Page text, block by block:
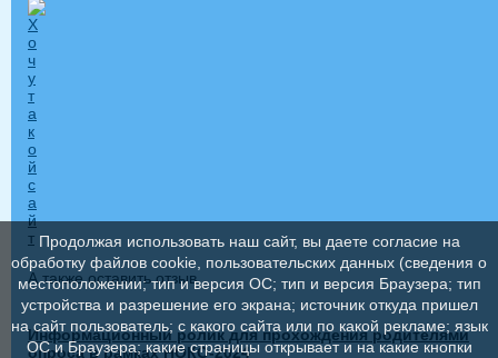
А также оставить отзыв
Информационный ролик для прохождения родителями
опроса в рамках НОКО-2024
Продолжая использовать наш сайт, вы даете согласие на
обработку файлов cookie, пользовательских данных (сведения о
местоположении; тип и версия ОС; тип и версия Браузера; тип
устройства и разрешение его экрана; источник откуда пришел
на сайт пользователь; с какого сайта или по какой рекламе; язык
ОС и Браузера; какие страницы открывает и на какие кнопки